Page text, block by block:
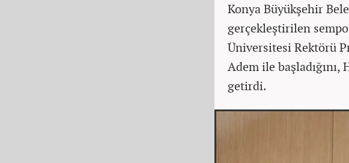
Konya Büyükşehir
gerçekleştirilen
Üniversitesi Rektörü
Adem ile
getirdi.